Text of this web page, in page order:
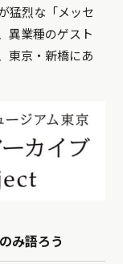
猛烈な「メッセ
異業種のゲスト
東京・新橋にあ
み語ろう